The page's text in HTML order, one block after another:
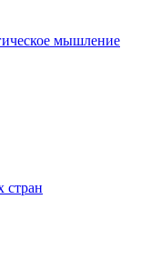
мышление
стран